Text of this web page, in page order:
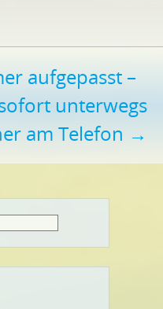
aufgepasst –
unterwegs
am Telefon →